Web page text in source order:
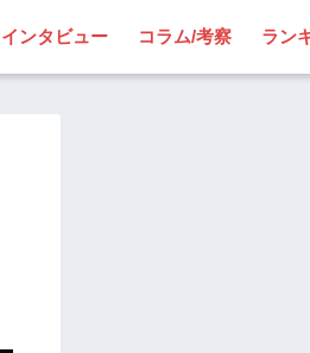
インタビュー コラム/考察 ラン